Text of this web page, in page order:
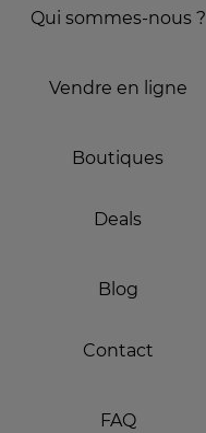
Qui sommes-nous ?
Vendre en ligne
Boutiques
Deals
Blog
Contact
FAQ